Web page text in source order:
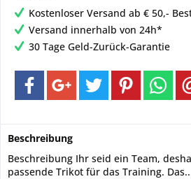
Kostenloser Versand ab € 50,-
Versand innerhalb von 24h*
30 Tage Geld-Zurück-Garantie
Beschreibung
Beschreibung Ihr seid ein Team,
passende Trikot für das Training.